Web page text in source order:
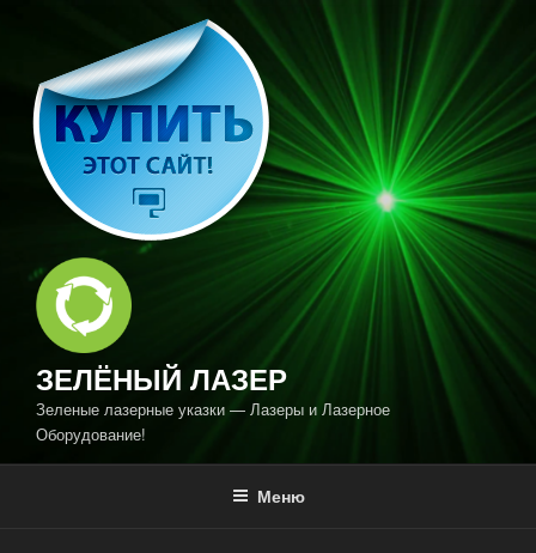
содержимому
ЗЕЛЁНЫЙ ЛАЗЕР
Зеленые лазерные указки — Лазеры и Лазерное
Оборудование!
Меню